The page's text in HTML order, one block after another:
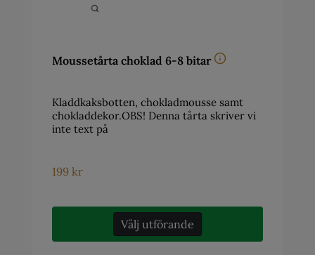
Moussetårta choklad 6-8 bitar
Kladdkaksbotten, chokladmousse samt
chokladdekor.OBS! Denna tårta skriver vi
inte text på
199 kr
Välj utförande